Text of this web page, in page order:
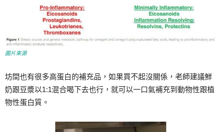
圖片來源
坊間也有很多高蛋白的補充品，如果買不起沒關係，老師建議鮮
奶跟豆漿以1:1混合喝下去也行，就可以一口氣補充到動物性跟植
物性蛋白質。